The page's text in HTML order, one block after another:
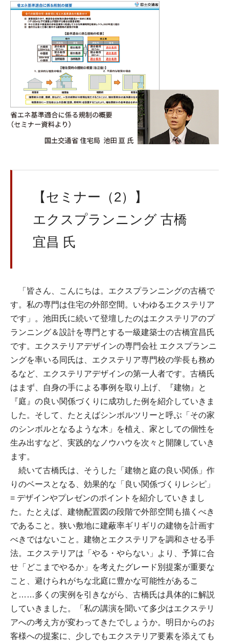
【セミナー（2）】
エクスプランニング 古橋
宜昌 氏
「皆さん、こんにちは。エクスプランニングの古橋で
す。私の専門は住宅の外部空間。いわゆるエクステリア
です」。池田氏に続いて登壇したのはエクステリアのプ
ランニング＆設計を専門とする一級建築士の古橋宜昌氏
です。エクステリアデザインの専門会社 エクスプランニ
ングを率いる同氏は、エクステリア専門校の学長も務め
るなど、エクステリアデザインの第一人者です。古橋氏
はまず、自身の手による事例を取り上げ、『建物』と
『庭』の良い関係づくりに成功した例を紹介していきま
した。そして、たとえばシンボルツリーと呼ぶ「その家
のシンボルとなるような木」を植え、家としての個性を
生み出すなど、実践的なノウハウを次々と開陳していき
ます。
続いて古橋氏は、そうした「建物と庭の良い関係」作
りのベースとなる、効果的な「良い関係づくりレシピ」
= デザインやプレゼンのポイントを紹介していきまし
た。たとえば、建物配置図の段階で外部空間も描くべき
であること。狭い敷地に建蔽率ギリギリの建物を計画す
べきではないこと。建物とエクステリアを調和させる手
法。エクステリアは「やる・やらない」より、予算に合
せ「どこまでやるか」を考えたグレード別提案が重要な
こと、避けられがちな北庭に豊かな可能性があるこ
と……多くの実例を引きながら、古橋氏は具体的に解説
していきました。「私の講演を聞いて多少はエクステリ
アへの考え方が変わってきたでしょうか。明日からのお
客様への提案に、少しでもエクステリア要素を添えても